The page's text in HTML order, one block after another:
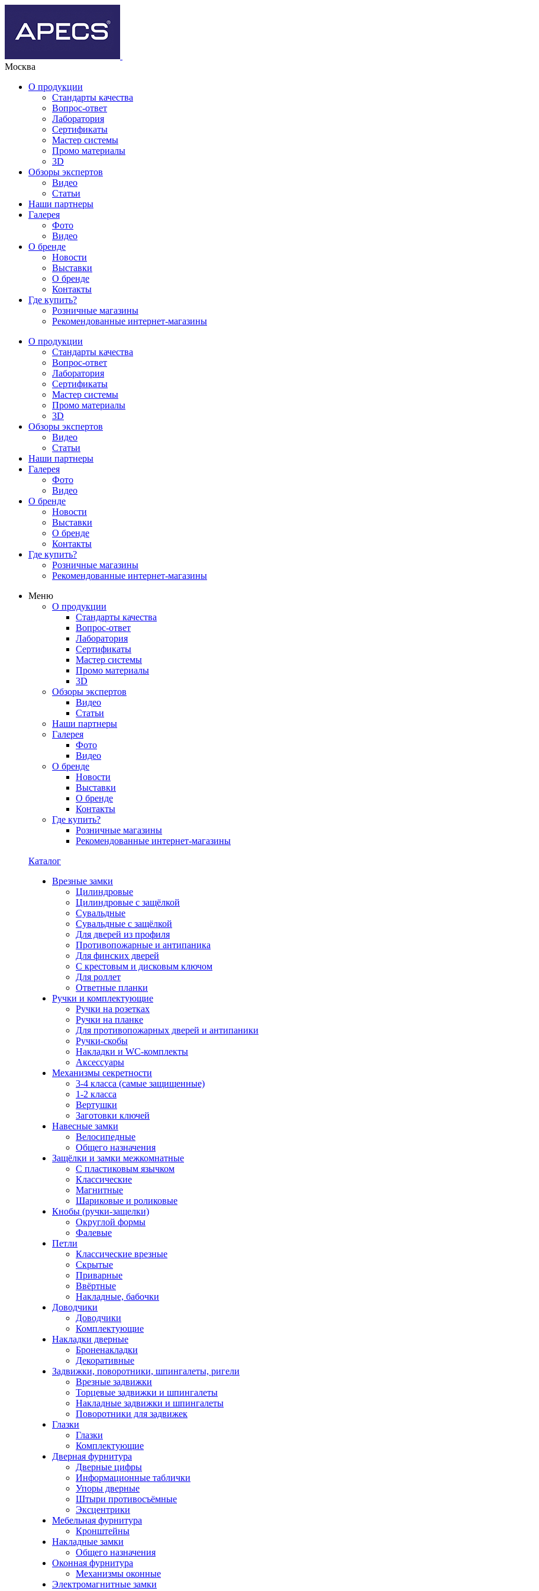
Москва
О продукции
Стандарты качества
Вопрос-ответ
Лаборатория
Сертификаты
Мастер системы
Промо материалы
3D
Обзоры экспертов
Видео
Статьи
Наши партнеры
Галерея
Фото
Видео
О бренде
Новости
Выставки
О бренде
Контакты
Где купить?
Розничные магазины
Рекомендованные интернет-магазины
О продукции
Стандарты качества
Вопрос-ответ
Лаборатория
Сертификаты
Мастер системы
Промо материалы
3D
Обзоры экспертов
Видео
Статьи
Наши партнеры
Галерея
Фото
Видео
О бренде
Новости
Выставки
О бренде
Контакты
Где купить?
Розничные магазины
Рекомендованные интернет-магазины
Меню
О продукции
Стандарты качества
Вопрос-ответ
Лаборатория
Сертификаты
Мастер системы
Промо материалы
3D
Обзоры экспертов
Видео
Статьи
Наши партнеры
Галерея
Фото
Видео
О бренде
Новости
Выставки
О бренде
Контакты
Где купить?
Розничные магазины
Рекомендованные интернет-магазины
Каталог
Врезные замки
Цилиндровые
Цилиндровые с защёлкой
Сувальдные
Сувальдные с защёлкой
Для дверей из профиля
Противопожарные и антипаника
Для финских дверей
С крестовым и дисковым ключом
Для роллет
Ответные планки
Ручки и комплектующие
Ручки на розетках
Ручки на планке
Для противопожарных дверей и антипаники
Ручки-скобы
Накладки и WC-комплекты
Аксессуары
Механизмы секретности
3-4 класса (самые защищенные)
1-2 класса
Вертушки
Заготовки ключей
Навесные замки
Велосипедные
Общего назначения
Защёлки и замки межкомнатные
С пластиковым язычком
Классические
Магнитные
Шариковые и роликовые
Кнобы (ручки-защелки)
Округлой формы
Фалевые
Петли
Классические врезные
Скрытые
Приварные
Ввёртные
Накладные, бабочки
Доводчики
Доводчики
Комплектующие
Накладки дверные
Броненакладки
Декоративные
Задвижки, поворотники, шпингалеты, ригели
Врезные задвижки
Торцевые задвижки и шпингалеты
Накладные задвижки и шпингалеты
Поворотники для задвижек
Глазки
Глазки
Комплектующие
Дверная фурнитура
Дверные цифры
Информационные таблички
Упоры дверные
Штыри противосъёмные
Эксцентрики
Мебельная фурнитура
Кронштейны
Накладные замки
Общего назначения
Оконная фурнитура
Механизмы оконные
Электромагнитные замки